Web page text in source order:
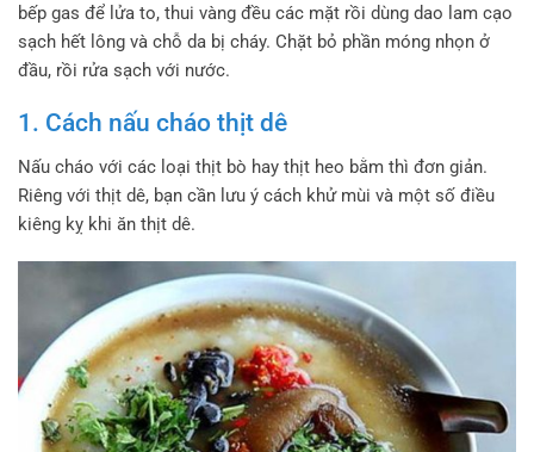
bếp gas để lửa to, thui vàng đều các mặt rồi dùng dao lam cạo
sạch hết lông và chỗ da bị cháy. Chặt bỏ phần móng nhọn ở
đầu, rồi rửa sạch với nước.
1. Cách nấu cháo thịt dê
Nấu cháo với các loại thịt bò hay thịt heo bằm thì đơn giản.
Riêng với thịt dê, bạn cần lưu ý cách khử mùi và một số điều
kiêng kỵ khi ăn thịt dê.